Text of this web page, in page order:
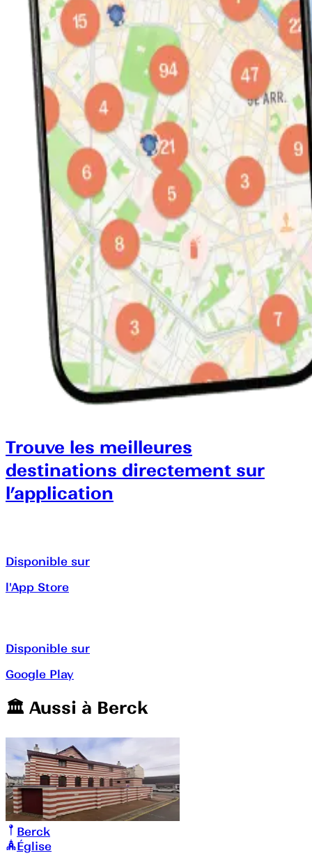
Trouve les meilleures
destinations directement sur
l’application
Disponible sur
l'App Store
Disponible sur
Google Play
🏛️️ Aussi à Berck
Berck
Église